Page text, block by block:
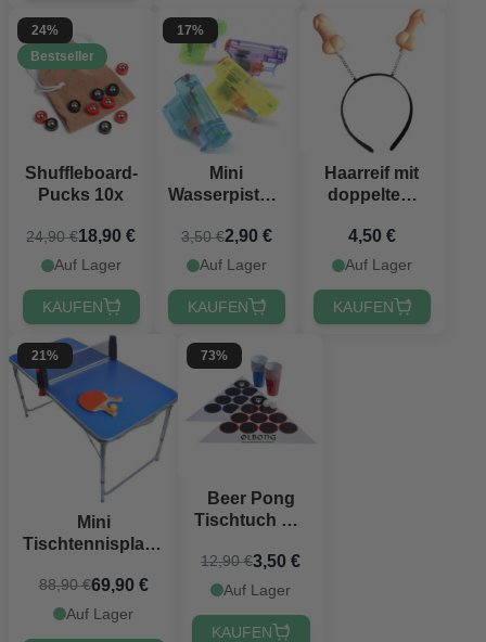
24%
Bestseller
Shuffleboard-
Pucks 10x
24,90 €18,90 €
Auf Lager
KAUFEN
17%
Mini
Wasserpistole
8x8 cm
3,50 €2,90 €
Auf Lager
KAUFEN
Haarreif mit
doppeltem
Einheitsgröße
4,50 €
Auf Lager
KAUFEN
21%
Mini
Tischtennisplatte
und 5x Bälle
126x69 cm
88,90 €69,90 €
Auf Lager
73%
Beer Pong
Tischtuch Set
12,90 €3,50 €
Auf Lager
KAUFEN